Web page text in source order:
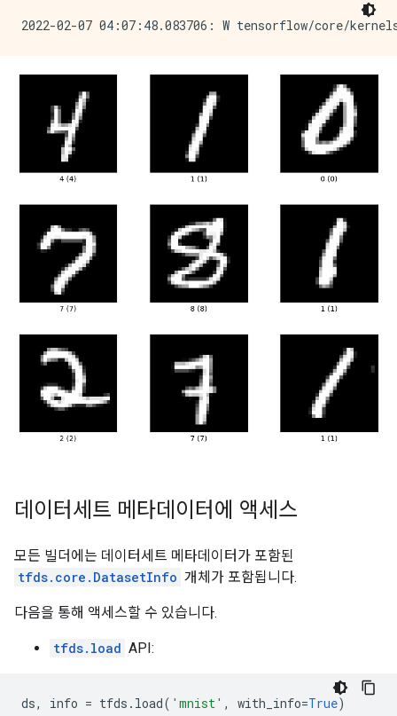
데이터세트 메타데이터에 액세스
모든 빌더에는 데이터세트 메타데이터가 포함된
tfds.core.DatasetInfo 개체가 포함됩니다.
다음을 통해 액세스할 수 있습니다.
tfds.load API:
ds, info = tfds . load( 'mnist' , with_info=True)